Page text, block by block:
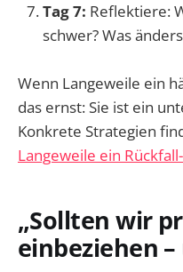
Tag 7: Reflektiere:
schwer? Was
Wenn Langeweile ein
das ernst: Sie ist ein
Konkrete Strategien
Langeweile ein
„Sollten wir
einbeziehen